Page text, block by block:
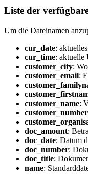
Liste der
Um die Dateinamen
cur_date:
cur_time: aktuelle
customer_city:
customer_email:
customer_name:
customer_number
doc_amount:
doc_date: Datum
doc_number:
doc_title:
name: